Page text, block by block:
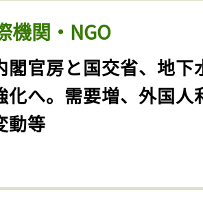
機関・NGO
閣官房と国交省、地下
化へ。需要増、外国人
動等